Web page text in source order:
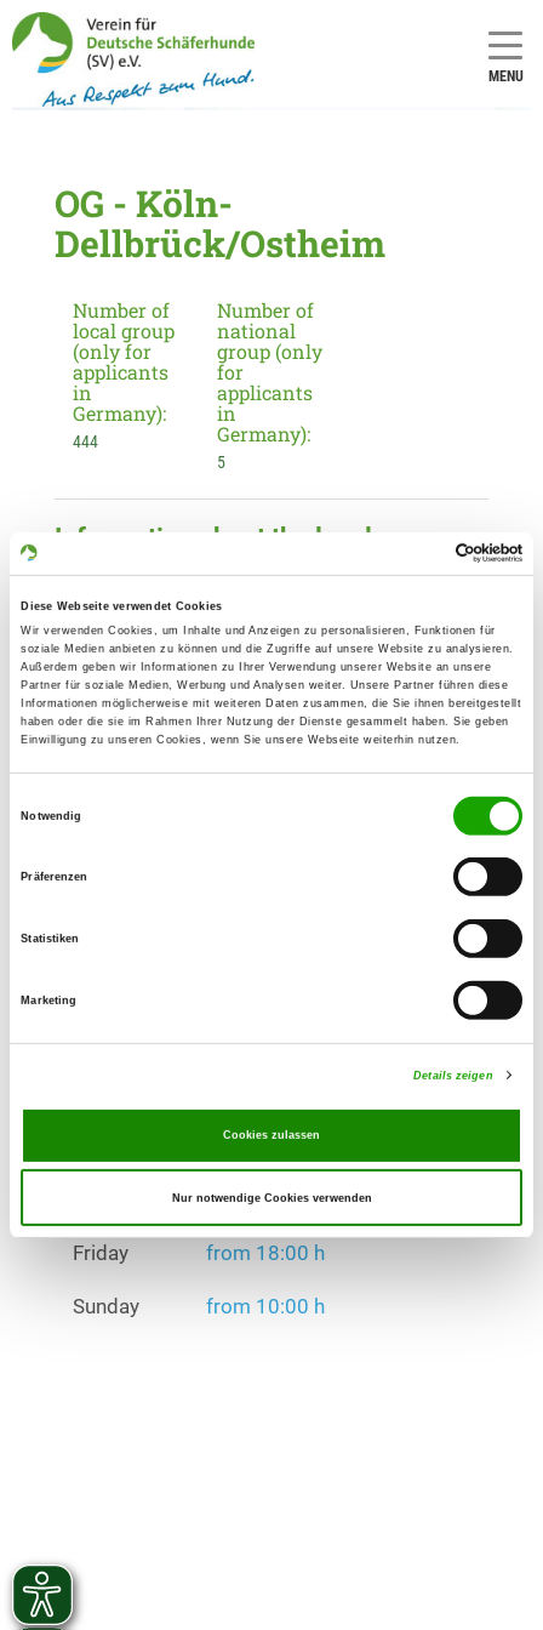
Diese Webseite verwendet Cookies
Wir verwenden Cookies, um Inhalte und Anzeigen zu personalisieren, Funktionen für
soziale Medien anbieten zu können und die Zugriffe auf unsere Website zu analysieren.
Außerdem geben wir Informationen zu Ihrer Verwendung unserer Website an unsere
Partner für soziale Medien, Werbung und Analysen weiter. Unsere Partner führen diese
Informationen möglicherweise mit weiteren Daten zusammen, die Sie ihnen bereitgestellt
haben oder die sie im Rahmen Ihrer Nutzung der Dienste gesammelt haben. Sie geben
Einwilligung zu unseren Cookies, wenn Sie unsere Webseite weiterhin nutzen.
Notwendig
Präferenzen
Statistiken
Marketing
Details zeigen
Cookies zulassen
Nur notwendige Cookies verwenden
MENU
OG - Köln-
Dellbrück/Ostheim
Number of
local group
(only for
applicants
in
Germany):
444
Number of
national
group (only
for
applicants
in
Germany):
5
Information about the local group
Contact:
Sabine Töpper
Korseifen 14
51597 Morsbach
Training ground:
Mielenforster Kirchweg
51109 Köln-Merheim
E-Mail:
Junghundgruppe, Erziehungskurse,
Sunday from 10:00 h
Exercise times in winter:
Friday from 18:00 h
Sunday from 10:00 h